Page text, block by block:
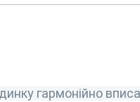
гармонійно